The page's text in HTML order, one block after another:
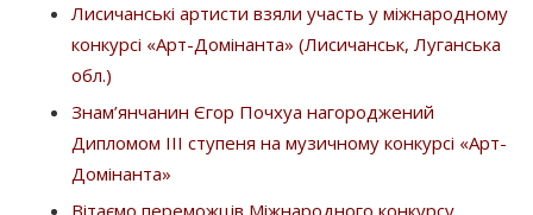
Лисичанські артисти взяли участь у міжнародному
конкурсі «Арт-Домінанта» (Лисичанськ, Луганська
обл.)
Знам’янчанин Єгор Почхуа нагороджений
Дипломом ІІІ ступеня на музичному конкурсі «Арт-
Домінанта»